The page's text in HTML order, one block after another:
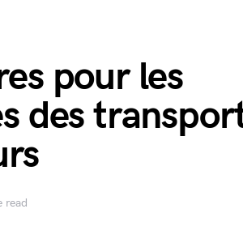
pour les
des
read